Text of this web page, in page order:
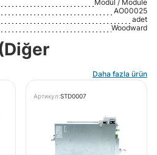
Modül / Module
AO00025
adet
Woodward
Daha fazla ürün
Артикул:STD0007